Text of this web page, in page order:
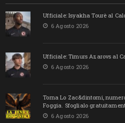
Ufficiale: Isyakha Tourè al
6 Agosto 2026
Ufficiale: Timurs Azarovs al
6 Agosto 2026
Torna Lo Zac&dintorni,
Foggia. Sfoglialo
6 Agosto 2026